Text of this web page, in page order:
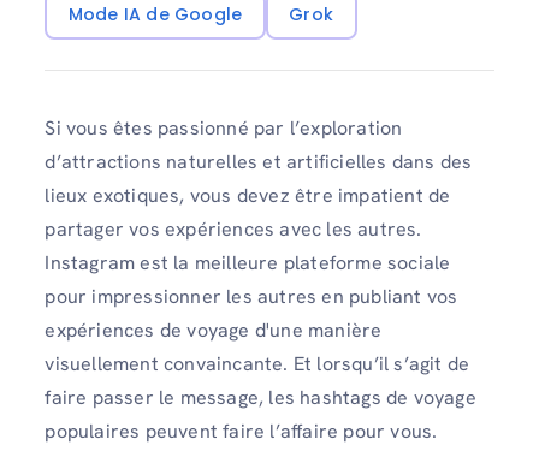
Mode IA de Google
Grok
Si vous êtes passionné par l’exploration
d’attractions naturelles et artificielles dans des
lieux exotiques, vous devez être impatient de
partager vos expériences avec les autres.
Instagram est la meilleure plateforme sociale
pour impressionner les autres en publiant vos
expériences de voyage d'une manière
visuellement convaincante. Et lorsqu’il s’agit de
faire passer le message, les hashtags de voyage
populaires peuvent faire l’affaire pour vous.